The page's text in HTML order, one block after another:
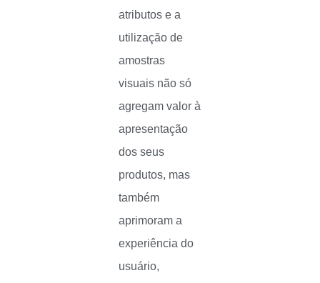
atributos e a
utilização de
amostras
visuais não só
agregam valor à
apresentação
dos seus
produtos, mas
também
aprimoram a
experiência do
usuário,